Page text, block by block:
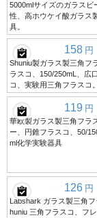
5000mlサイズのガラスビ
性、高ホウケイ酸ガラス
具。
158 円
Shuniu製ガラス製三角フ
ラスコ、150/250mL、広
コ、実験用三角フラスコ。
119 円
華欧製ガラス製三角フラ
ー、円錐フラスコ、50/
ml化学実験器具
126 円
Labshark ガラス製三角
huniu 三角フラスコ、フ